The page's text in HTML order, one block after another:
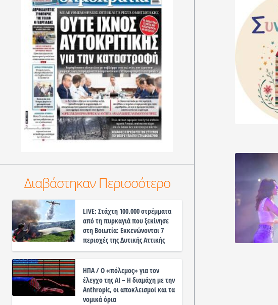
Διαβάστηκαν Περισσότερο
LIVE: Στάχτη 100.000 στρέμματα
από τη πυρκαγιά που ξεκίνησε
στη Βοιωτία: Εκκενώνονται 7
περιοχές της Δυτικής Αττικής
ΗΠΑ / Ο «πόλεμος» για τον
έλεγχο της ΑΙ – Η διαμάχη με την
Anthropic, οι αποκλεισμοί και τα
νομικά όρια